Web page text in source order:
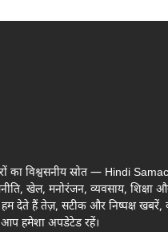
का विश्वसनीय स्रोत — Hindi
खेल, मनोरंजन, व्यवसाय, शिक्षा
देते हैं तेज़, सटीक और निष्पक्ष खबरें,
आप हमेशा अपडेटेड रहें।